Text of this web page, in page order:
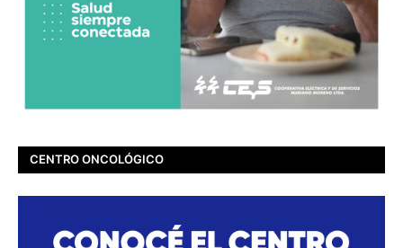
CENTRO ONCOLÓGICO